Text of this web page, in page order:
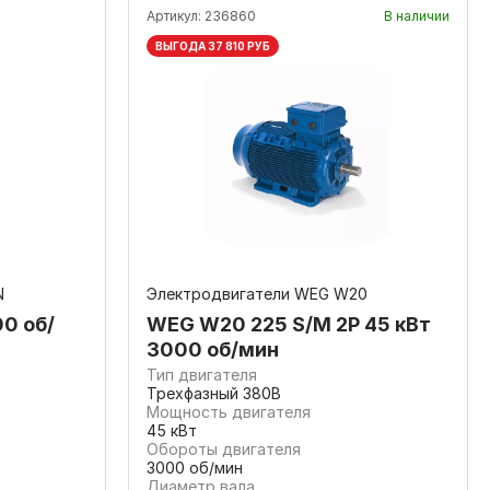
об/
Артикул: 236860 В наличии
ВЫГОДА 37 810 РУБ
Электродвигатели WEG W20
WEG W20 225 S/M 2P 45 кВт
3000 об/мин
Тип двигателя
Трехфазный 380В
Мощность двигателя
45 кВт
Обороты двигателя
3000 об/мин
Диаметр вала